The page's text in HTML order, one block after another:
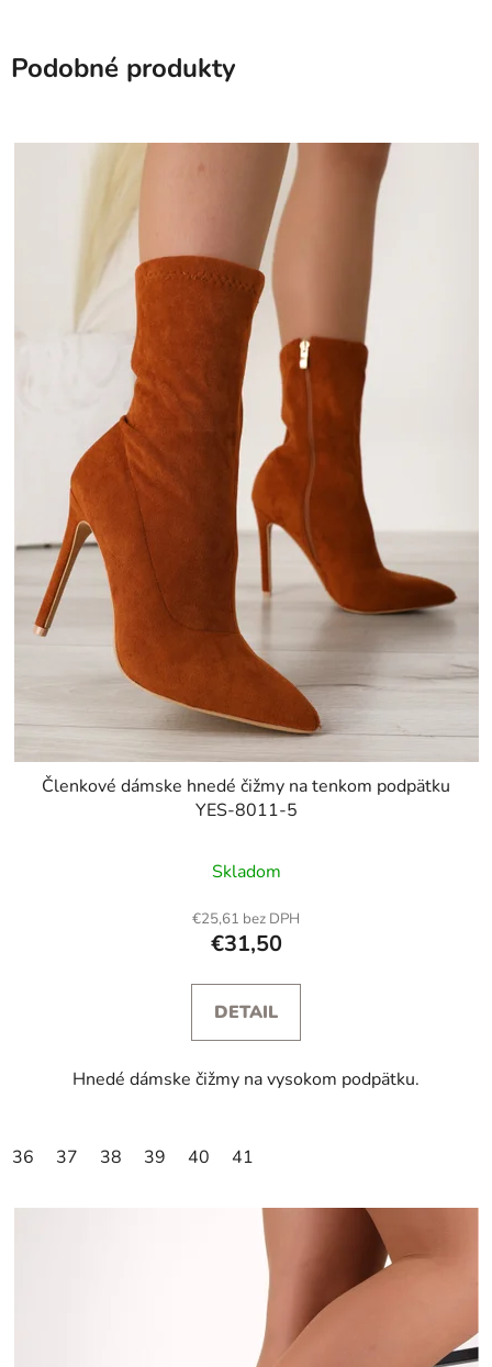
Podobné produkty
Členkové dámske hnedé čižmy na tenkom podpätku
YES-8011-5
Skladom
€25,61 bez DPH
€31,50
DETAIL
Hnedé dámske čižmy na vysokom podpätku.
36 37 38 39 40 41